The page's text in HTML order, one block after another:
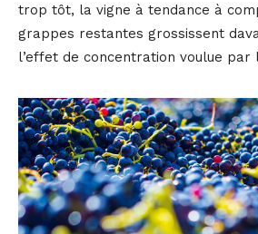
trop tôt, la vigne à tendance à
grappes restantes grossissent
l’effet de concentration voulue par